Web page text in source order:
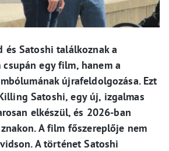
Satoshi találkoznak a
egy film, hanem a
újrafeldolgozása. Ezt
Satoshi, egy új, izgalmas
elkészül, és 2026-ban
A film főszereplője nem
A történet Satoshi